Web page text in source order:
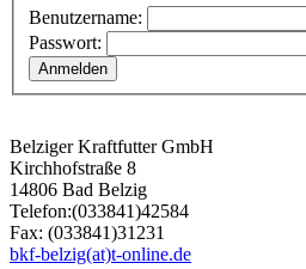
Benutzername:
Passwort:
Belziger Kraftfutter GmbH
Kirchhofstraße 8
14806 Bad Belzig
Telefon:(033841)42584
Fax: (033841)31231
bkf-belzig(at)t-online.de